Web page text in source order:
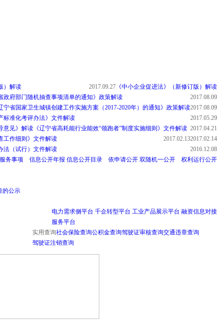
《中小企业促进法》（新修订版）解读
）解读
2017.09.27
政府部门随机抽查事项清单的通知》政策解读
2017.08.09
宁省国家卫生城镇创建工作实施方案（2017-2020年）的通知》政策解读2017.08.09
标准化考评办法》文件解读
2017.05.29
意见》解读
2017.04.21
《辽宁省高耗能行业能效“领跑者”制度实施细则》文件解读
2017.02.14
工作细则》文件解读
2017.02.13
法（试行）文件解读
2016.12.08
务事项
信息公开年报 信息公开目录 依申请公开 双随机一公开
权利运行公开
的公示
电力需求侧平台 千企转型平台 工业产品展示平台 融资信息对接
服务平台
实用查询社会保险查询公积金查询驾驶证审核查询交通违章查询
驾驶证注销查询